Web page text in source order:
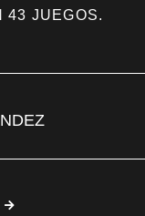
43 JUEGOS.